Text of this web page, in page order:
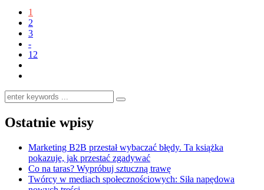
1
2
3
-
12
Ostatnie wpisy
Marketing B2B przestał wybaczać błędy. Ta książka
pokazuje, jak przestać zgadywać
Co na taras? Wypróbuj sztuczną trawę
Twórcy w mediach społecznościowych: Siła napędowa